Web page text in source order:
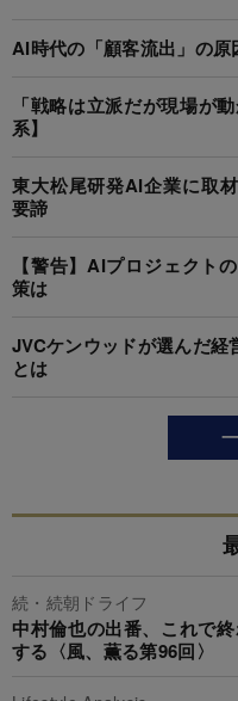
AI時代の「顧客流出」の原
「戦略は立派だが現場が
系】
東大松尾研発AI企業に取
要諦
【警告】AIプロジェクト
策は
JVCケンウッドが選んだ
とは
続・続朝ドライフ
中村倫也の出番、これで
する〈風、薫る第96回〉